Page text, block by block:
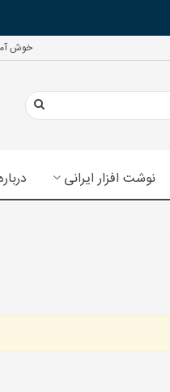
خوش
نوشت افزار ایرانی